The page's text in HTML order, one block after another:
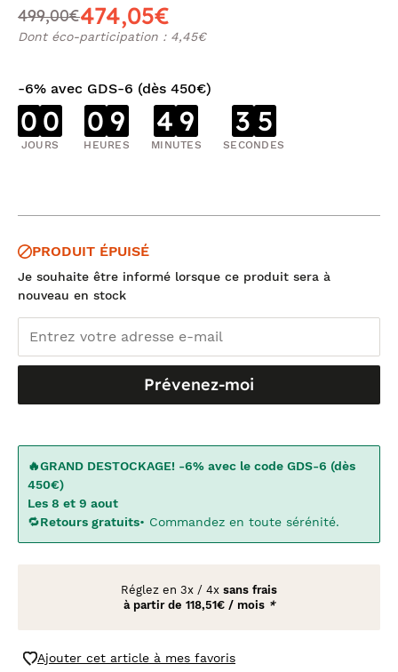
499,00€474,05€
Dont éco-participation : 4,45€
-6% avec GDS-6 (dès 450€)
0 0
JOURS
0 9
HEURES
4 9
MINUTES
3 5
SECONDES
PRODUIT ÉPUISÉ
Je souhaite être informé lorsque ce produit sera à
nouveau en stock
Prévenez-moi
🔥GRAND DESTOCKAGE! -6% avec le code GDS-6 (dès
450€)
Les 8 et 9 aout
🔁Retours gratuits• Commandez en toute sérénité.
Réglez en 3x / 4x sans frais
à partir de 118,51€ / mois *
Ajouter cet article à mes favoris